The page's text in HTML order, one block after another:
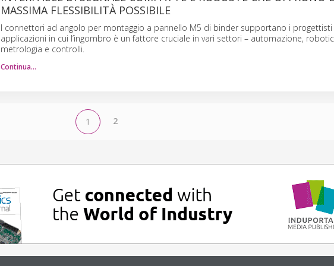
MASSIMA FLESSIBILITÀ POSSIBILE
I connettori ad angolo per montaggio a pannello M5 di binder supportano i progettisti
applicazioni in cui l’ingombro è un fattore cruciale in vari settori – automazione,
metrologia e controlli.
Continua…
1 2